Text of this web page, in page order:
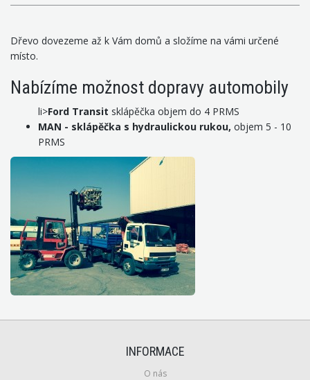
Dřevo dovezeme až k Vám domů a složíme na vámi určené
místo.
Nabízíme možnost dopravy automobily
li>Ford Transit sklápěčka objem do 4 PRMS
MAN - sklápěčka s hydraulickou rukou, objem 5 - 10
PRMS
INFORMACE
O nás